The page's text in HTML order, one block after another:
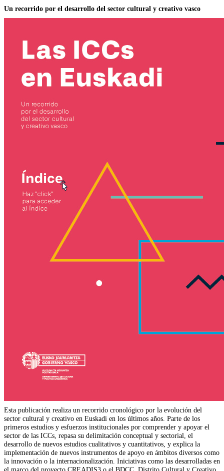
Un recorrido por el desarrollo del sector cultural y creativo vasco
Esta publicación realiza un recorrido cronológico por la evolución del
sector cultural y creativo en Euskadi en los últimos años. Parte de los
primeros estudios y esfuerzos institucionales por comprender y apoyar el
sector de las ICCs, repasa su delimitación conceptual y sectorial, el
desarrollo de nuevos estudios cualitativos y cuantitativos, y explica la
implementación de nuevos instrumentos de apoyo en ámbitos diversos como
la innovación o la internacionalización. Iniciativas como las desarrolladas en
el marco del proyecto CREADIS3 o el BDCC, Distrito Cultural y Creativo